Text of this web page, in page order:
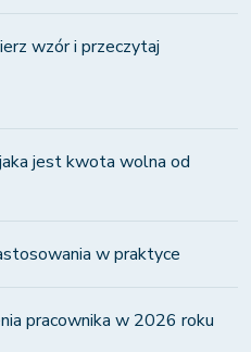
wzór i przeczytaj
jest kwota wolna od
w praktyce
pracownika w 2026 roku